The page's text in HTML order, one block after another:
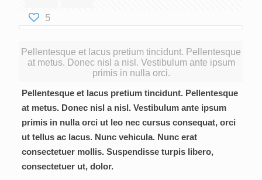
5
Pellentesque et lacus pretium tincidunt. Pellentesque
at metus. Donec nisl a nisl. Vestibulum ante ipsum
primis in nulla orci.
Pellentesque et lacus pretium tincidunt. Pellentesque
at metus. Donec nisl a nisl. Vestibulum ante ipsum
primis in nulla orci ut leo nec cursus consequat, orci
ut tellus ac lacus. Nunc vehicula. Nunc erat
consectetuer mollis. Suspendisse turpis libero,
consectetuer ut, dolor.